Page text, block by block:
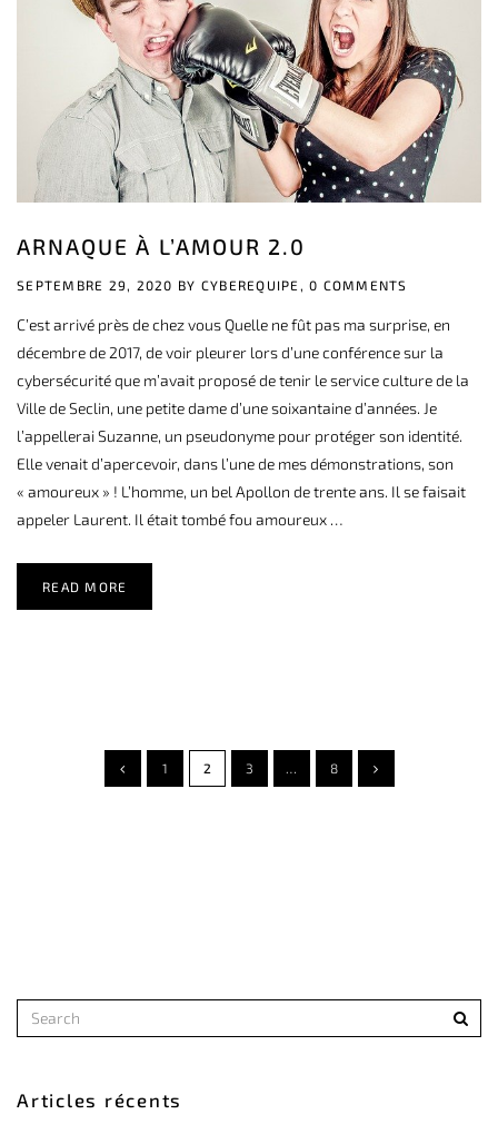
ARNAQUE À L’AMOUR 2.0
SEPTEMBRE 29, 2020 BY CYBEREQUIPE, 0 COMMENTS
C’est arrivé près de chez vous Quelle ne fût pas ma surprise, en
décembre de 2017, de voir pleurer lors d’une conférence sur la
cybersécurité que m’avait proposé de tenir le service culture de la
Ville de Seclin, une petite dame d’une soixantaine d’années. Je
l’appellerai Suzanne, un pseudonyme pour protéger son identité.
Elle venait d’apercevoir, dans l’une de mes démonstrations, son
« amoureux » ! L’homme, un bel Apollon de trente ans. Il se faisait
appeler Laurent. Il était tombé fou amoureux …
READ MORE
1 2 3 8
Articles récents